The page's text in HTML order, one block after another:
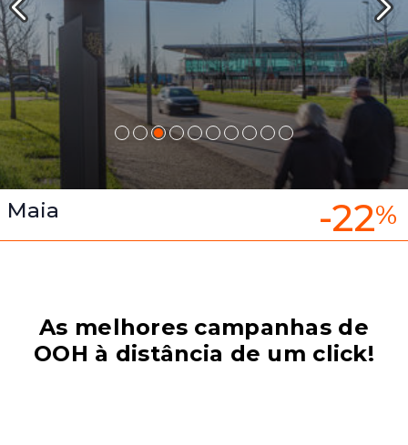
Maia -22%
As melhores campanhas de
OOH à distância de um click!